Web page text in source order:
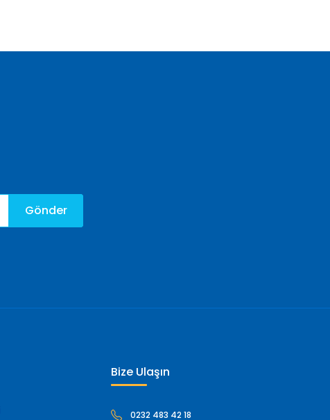
Gönder
Bize Ulaşın
0232 483 42 18